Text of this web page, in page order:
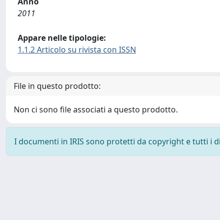
2011
Appare nelle tipologie:
1.1.2 Articolo su rivista con ISSN
File in questo prodotto:
Non ci sono file associati a questo prodotto.
I documenti in IRIS sono protetti da copyright e tutti i